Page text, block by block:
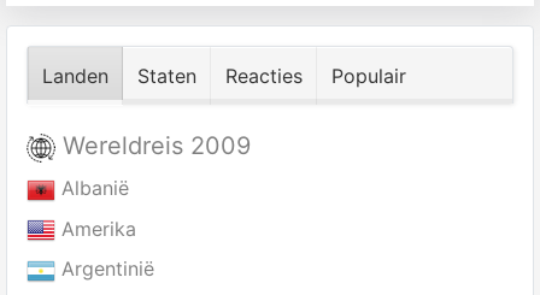
Landen Staten Reacties Populair
Wereldreis 2009
Albanië
Amerika
Argentinië